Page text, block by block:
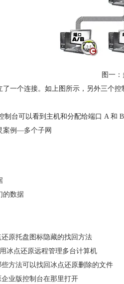
图一：
一个连接。如上图所示，另外三个
制台可以看到主机和分配给端口 A
案例—多个子网
的数据
原托盘图标隐藏的找回方法
冰点还原远程管理多台计算机
方法可以找回冰点还原删除的文件
业版控制台在那里打开